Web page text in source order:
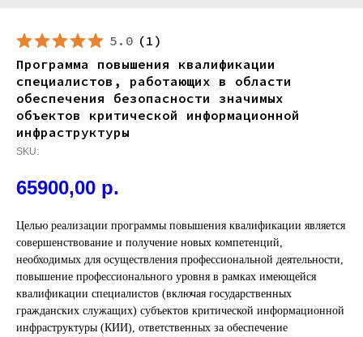
5.0 (1 )
Программа повышения квалификации
специалистов, работающих в области
обеспечения безопасности значимых
объектов критической информационной
инфраструктуры
SKU:
65900,00 р.
Целью реализации программы повышения квалификации является
совершенствование и получение новых компетенций,
необходимых для осуществления профессиональной деятельности,
повышение профессионального уровня в рамках имеющейся
квалификации специалистов (включая государственных
гражданских служащих) субъектов критической информационной
инфраструктуры (КИИ), ответственных за обеспечение